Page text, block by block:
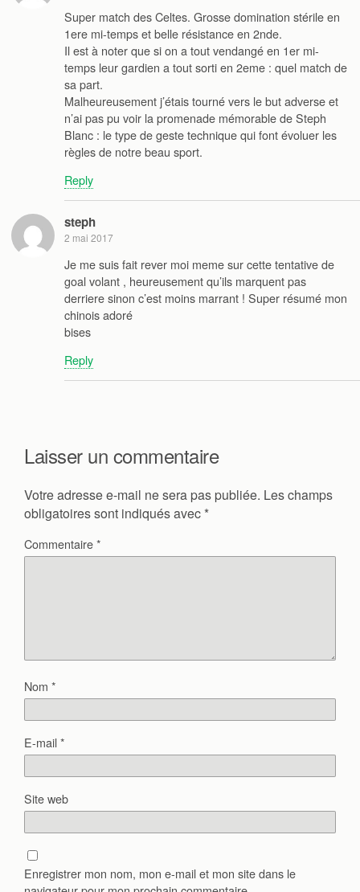
Super match des Celtes. Grosse domination stérile en
1ere mi-temps et belle résistance en 2nde.
Il est à noter que si on a tout vendangé en 1er mi-
temps leur gardien a tout sorti en 2eme : quel match de
sa part.
Malheureusement j’étais tourné vers le but adverse et
n’ai pas pu voir la promenade mémorable de Steph
Blanc : le type de geste technique qui font évoluer les
règles de notre beau sport.
Reply
steph
2 mai 2017
Je me suis fait rever moi meme sur cette tentative de
goal volant , heureusement qu’ils marquent pas
derriere sinon c’est moins marrant ! Super résumé mon
chinois adoré
bises
Reply
Laisser un commentaire
Votre adresse e-mail ne sera pas publiée. Les champs
obligatoires sont indiqués avec *
Commentaire*
Nom *
E-mail*
Site web
Enregistrer mon nom, mon e-mail et mon site dans le